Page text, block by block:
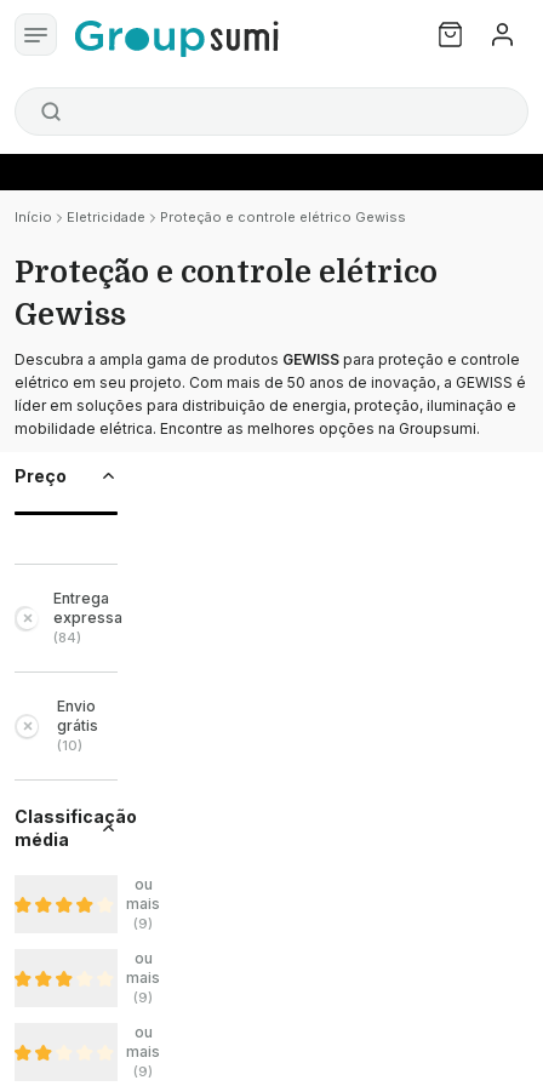
Início Eletricidade Proteção e controle elétrico Gewiss
Proteção e controle elétrico
Gewiss
Descubra a ampla gama de produtos GEWISS para proteção e controle
elétrico em seu projeto. Com mais de 50 anos de inovação, a GEWISS é
líder em soluções para distribuição de energia, proteção, iluminação e
mobilidade elétrica. Encontre as melhores opções na Groupsumi.
Preço
Entrega
expressa
(84)
Envio
grátis
(10)
Classificação
média
ou
mais
(9)
ou
mais
(9)
ou
mais
(9)